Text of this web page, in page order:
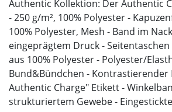
Authentic Kollektion: Der Authentic
- 250 g/m², 100% Polyester -
100% Polyester, Mesh - Band im
eingeprägtem Druck - Seitentaschen
aus 100% Polyester - Polyester/
Bund&Bündchen - Kontrastierender
Authentic Charge" Etikett -
strukturiertem Gewebe -